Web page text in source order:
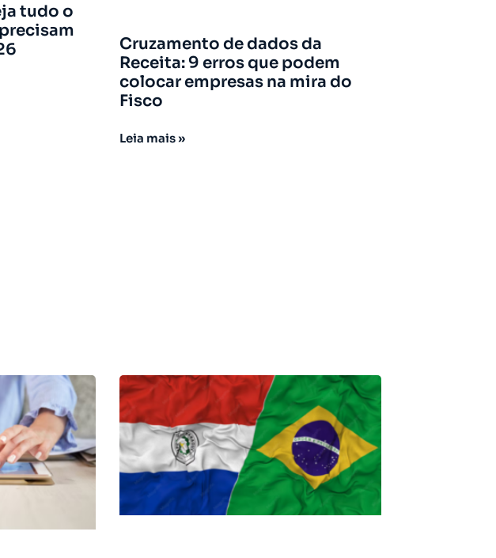
tudo o
Cruzamento de dados da
Receita: 9 erros que podem
colocar empresas na mira do
Fisco
Leia mais »